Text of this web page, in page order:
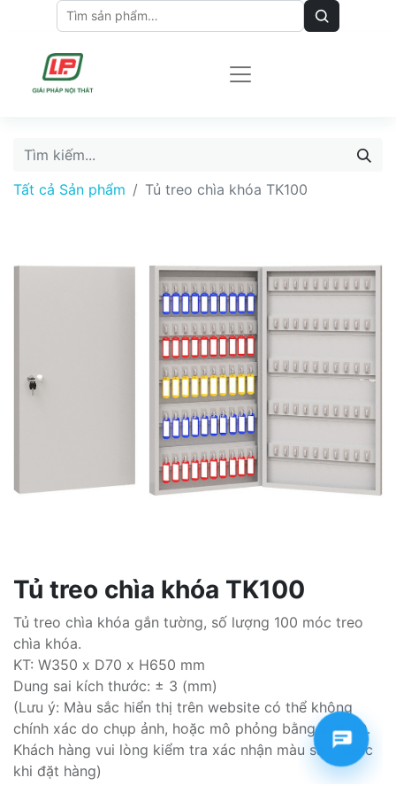
Tất cả Sản phẩm Tủ treo chìa khóa TK100
Tủ treo chìa khóa TK100
Tủ treo chìa khóa gắn tường, số lượng 100 móc treo
chìa khóa.
KT: W350 x D70 x H650 mm
Dung sai kích thước: ± 3 (mm)
(Lưu ý: Màu sắc hiển thị trên website có thể không
chính xác do chụp ảnh, hoặc mô phỏng bằng ảnh 3D.
Khách hàng vui lòng kiểm tra xác nhận màu sắc trước
khi đặt hàng)